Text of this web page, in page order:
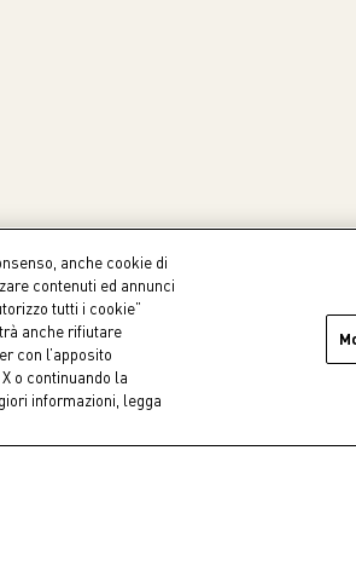
anche cookie di
contenuti ed annunci
tutti i cookie”
anche rifiutare
con l’apposito
o continuando la
informazioni, legga